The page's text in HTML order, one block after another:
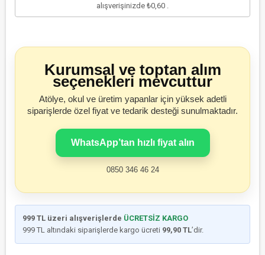
alışverişinizde ₺0,60
Kurumsal ve toptan alım
seçenekleri mevcuttur
Atölye, okul ve üretim yapanlar için yüksek adetli
siparişlerde özel fiyat ve tedarik desteği sunulmaktadır.
WhatsApp’tan hızlı fiyat alın
0850 346 46 24
999 TL üzeri alışverişlerde ÜCRETSİZ KARGO
999 TL altındaki siparişlerde kargo ücreti 99,90 TL’dir.